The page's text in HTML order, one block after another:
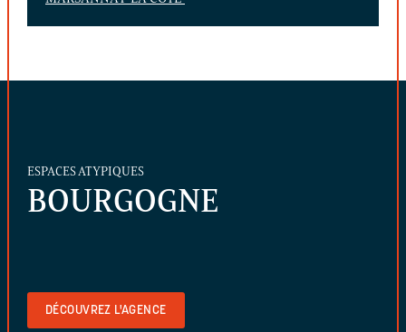
ESPACES ATYPIQUES
BOURGOGNE
DÉCOUVREZ L'AGENCE